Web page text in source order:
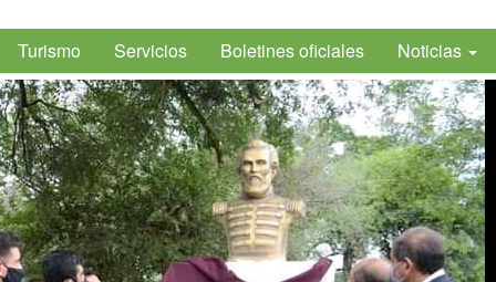
Turismo Servicios Boletines oficiales Noticias